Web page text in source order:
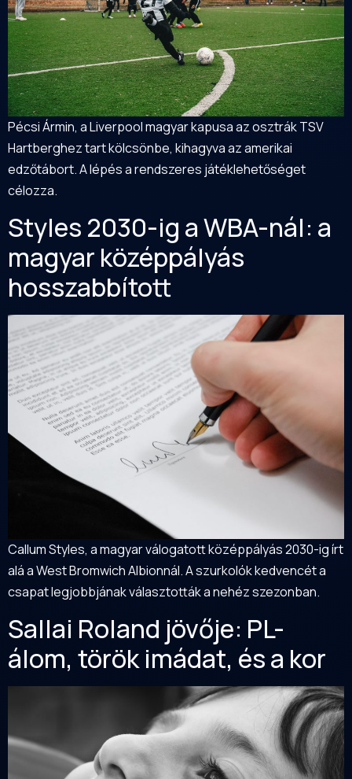
Pécsi Ármin, a Liverpool magyar kapusa az osztrák TSV
Hartberghez tart kölcsönbe, kihagyva az amerikai
edzőtábort. A lépés a rendszeres játéklehetőséget
célozza.
Styles 2030-ig a WBA-nál: a
magyar középpályás
hosszabbított
Callum Styles, a magyar válogatott középpályás 2030-ig írt
alá a West Bromwich Albionnál. A szurkolók kedvencét a
csapat legjobbjának választották a nehéz szezonban.
Sallai Roland jövője: PL-
álom, török imádat, és a kor